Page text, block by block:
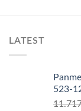
LATEST
523-